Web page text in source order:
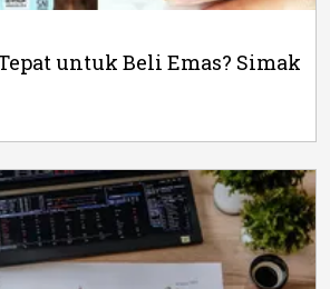
untuk Beli Emas? Simak